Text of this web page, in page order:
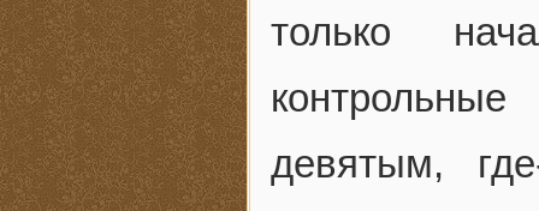
только
девятым,